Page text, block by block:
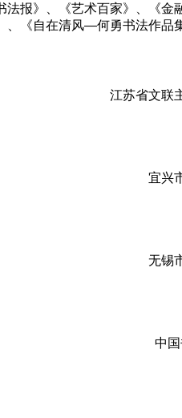
报》、《艺术百家》、《
《自在清风—何勇书法作品
江苏省文联
宜兴
无锡
中国